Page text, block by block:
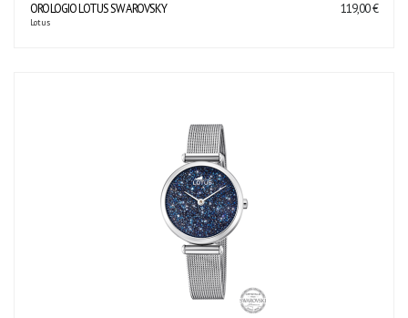
OROLOGIO LOTUS SWAROVSKY
Lotus
119,00 €